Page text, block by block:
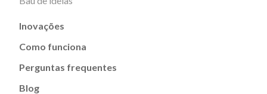
Inovações
Como funciona
Perguntas frequentes
Blog